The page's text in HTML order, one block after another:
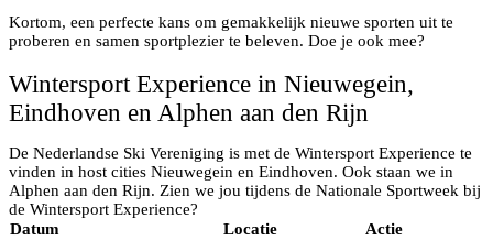
Kortom, een perfecte kans om gemakkelijk nieuwe sporten uit te
proberen en samen sportplezier te beleven. Doe je ook mee?
Wintersport Experience in Nieuwegein,
Eindhoven en Alphen aan den Rijn
De Nederlandse Ski Vereniging is met de Wintersport Experience te
vinden in host cities Nieuwegein en Eindhoven. Ook staan we in
Alphen aan den Rijn. Zien we jou tijdens de Nationale Sportweek bij
de Wintersport Experience?
Datum
Locatie
Actie